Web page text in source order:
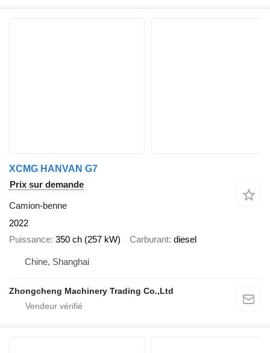
XCMG HANVAN G7
Prix sur demande
Camion-benne
2022
Puissance 350 ch (257 kW) Carburant diesel
Chine, Shanghai
Zhongcheng Machinery Trading Co.,Ltd